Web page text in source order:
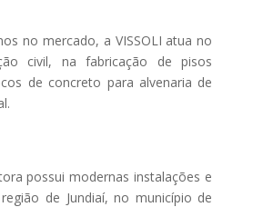
no mercado, a VISSOLI atua no
civil, na fabricação de pisos
de concreto para alvenaria de
possui modernas instalações e
de Jundiaí, no município de